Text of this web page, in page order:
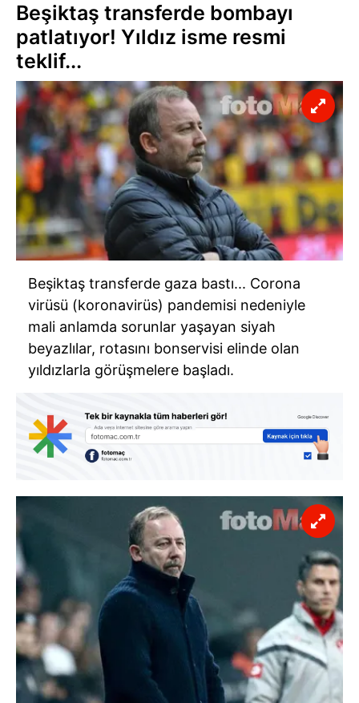
Beşiktaş transferde bombayı
patlatıyor! Yıldız isme resmi
teklif...
Beşiktaş transferde gaza bastı... Corona
virüsü (koronavirüs) pandemisi nedeniyle
mali anlamda sorunlar yaşayan siyah
beyazlılar, rotasını bonservisi elinde olan
yıldızlarla görüşmelere başladı.